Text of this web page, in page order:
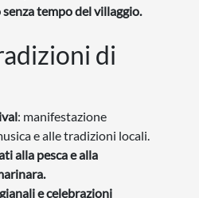
tempo del villaggio.
di
: manifestazione
e alle tradizioni locali.
alla pesca e alla
e celebrazioni